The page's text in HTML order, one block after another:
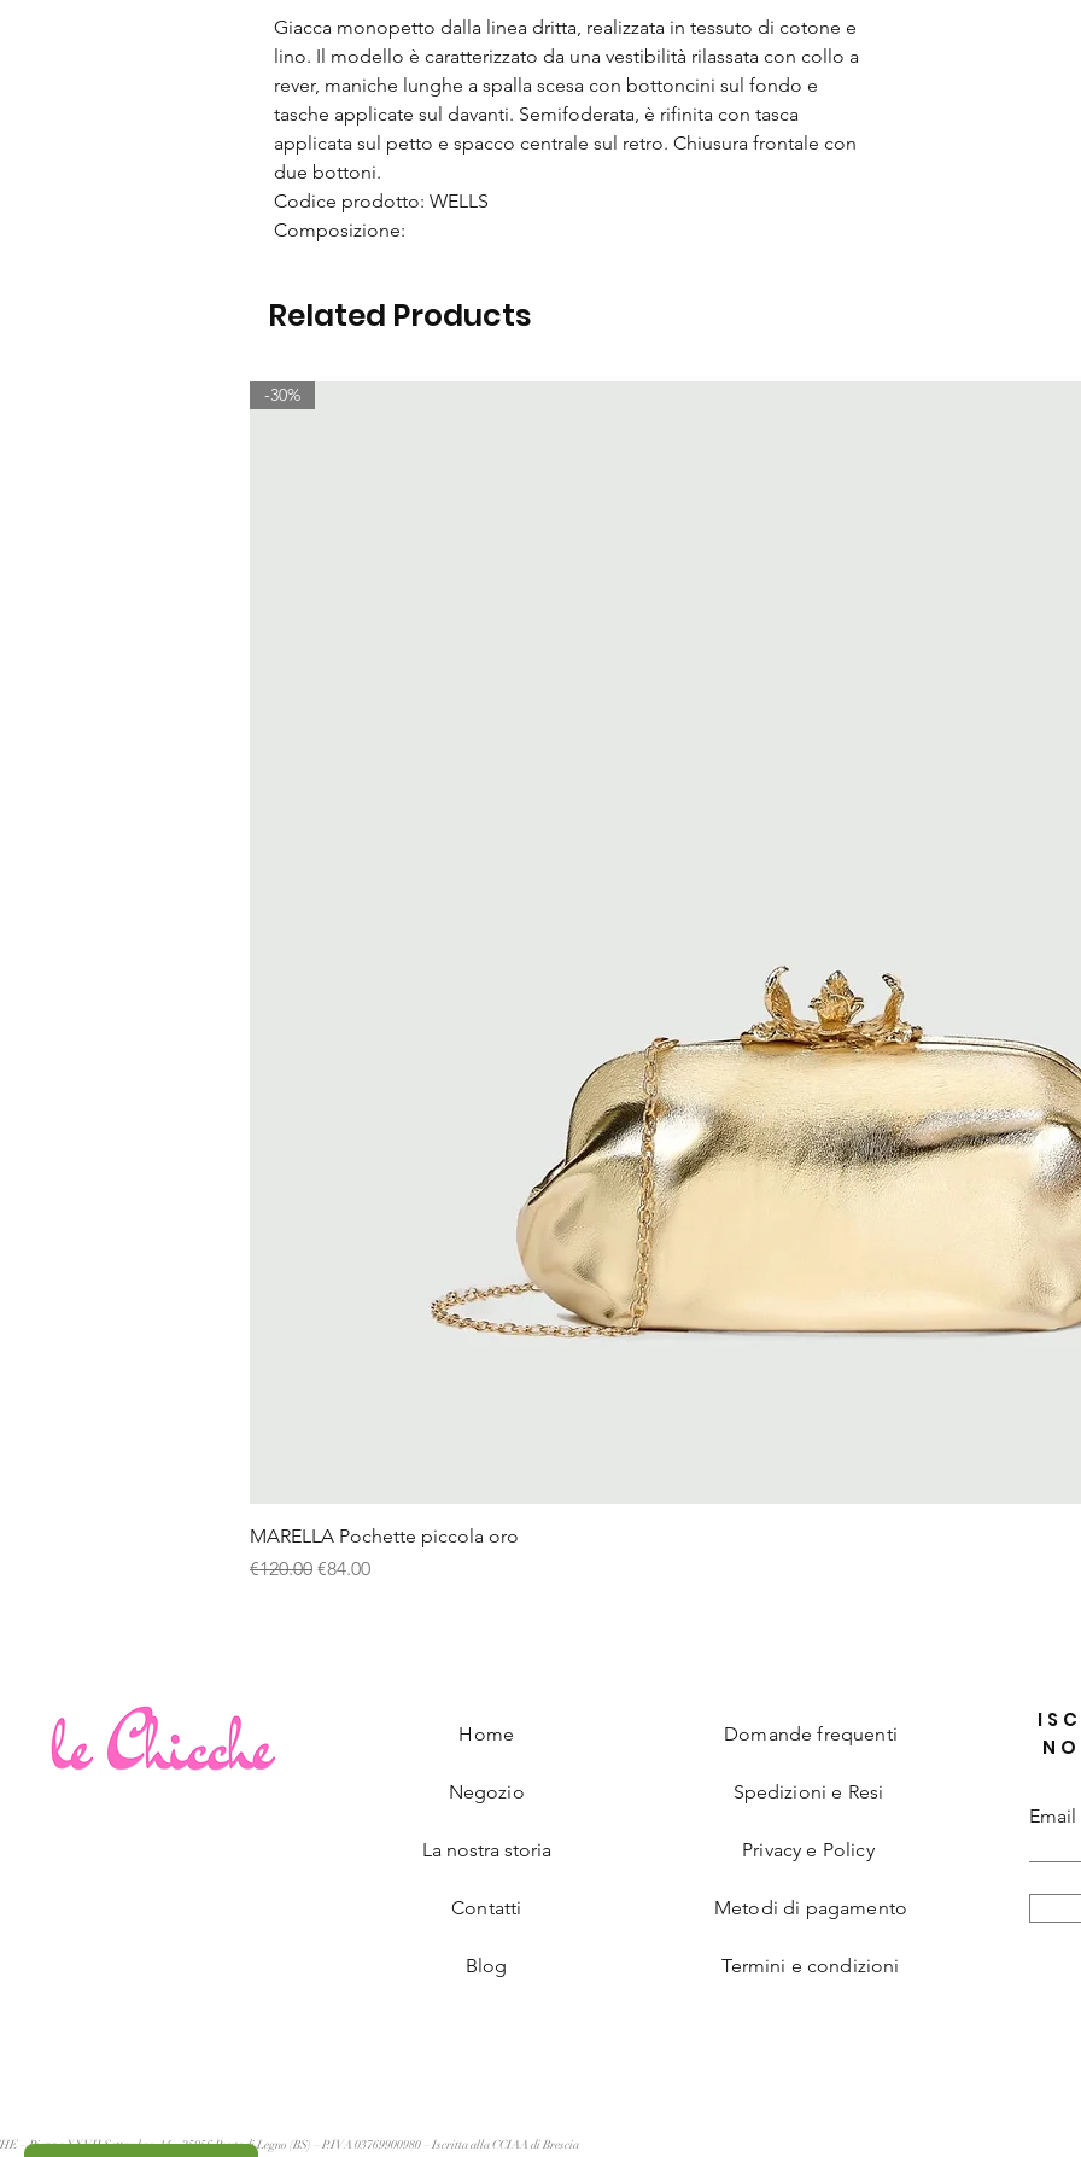
Giacca monopetto dalla linea dritta, realizzata in tessuto di cotone e
lino. Il modello è caratterizzato da una vestibilità rilassata con collo a
rever, maniche lunghe a spalla scesa con bottoncini sul fondo e
tasche applicate sul davanti. Semifoderata, è rifinita con tasca
applicata sul petto e spacco centrale sul retro. Chiusura frontale con
due bottoni.
Codice prodotto: WELLS
Composizione:
Related Products
-30%
MARELLA Pochette piccola oro
Regular Price
€120.00 Sale Price
€84.00
Home
Negozio
La nostra storia
Contatti
Blog
Domande frequenti
Spedizioni e Resi
Privacy e Policy
Metodi di pagamento
Termini e condizioni
Email
– Piazza XXVII Settembre, 14 – 25056 Ponte di Legno (BS) – P.IVA 03769900980 – Iscritta alla CCIAA di Brescia